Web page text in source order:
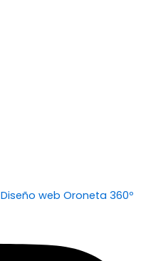
Diseño web Oroneta 360º